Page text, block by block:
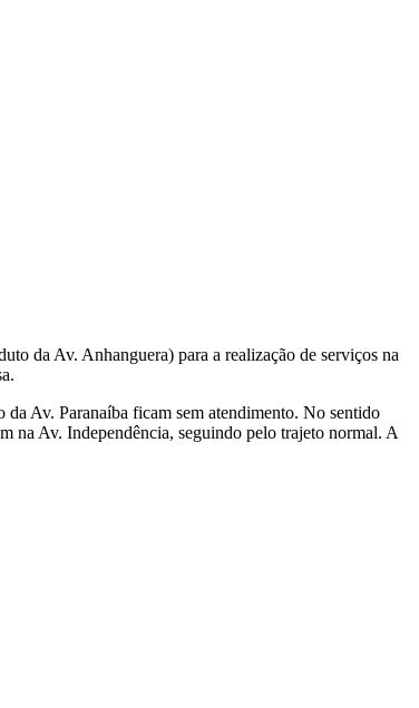
da Av. Anhanguera) para a realização de serviços na
Av. Paranaíba ficam sem atendimento. No sentido
na Av. Independência, seguindo pelo trajeto normal. A